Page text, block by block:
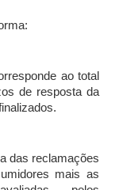
ao total
de resposta da
das reclamações
mais as